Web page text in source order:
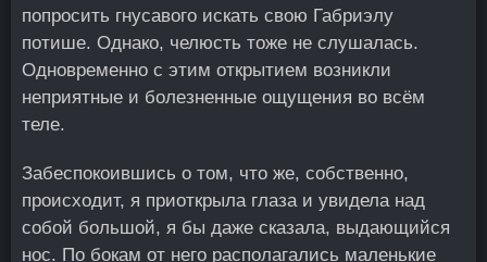
попросить гнусавого искать свою Габриэлу
потише. Однако, челюсть тоже не слушалась.
Одновременно с этим открытием возникли
неприятные и болезненные ощущения во всём
теле.
Забеспокоившись о том, что же, собственно,
происходит, я приоткрыла глаза и увидела над
собой большой, я бы даже сказала, выдающийся
нос. По бокам от него располагались маленькие